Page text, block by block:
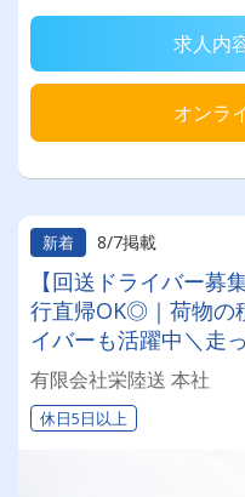
求人内
オンラ
新着 8/7掲載
【回送ドライバー募
行直帰OK◎｜荷物の
イバーも活躍中＼走
両に乗れるチャンス
有限会社栄陸送 本社
休日5日以上